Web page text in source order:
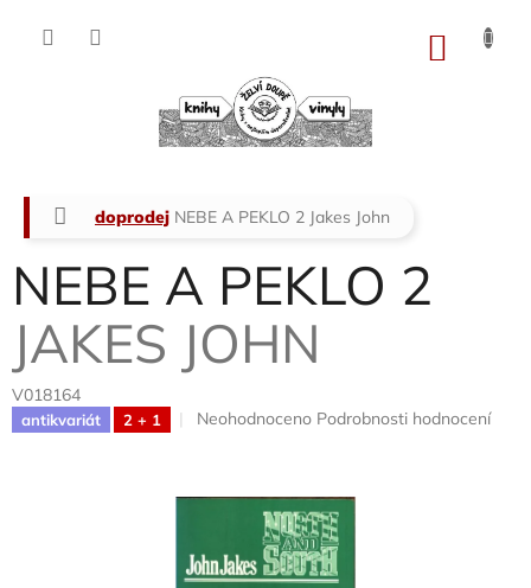
Domů
doprodej NEBE A PEKLO 2 Jakes John
NEBE A PEKLO 2
JAKES JOHN
V018164
antikvariát 2 + 1
Průměrné
5
hvězdiček.
Neohodnoceno Podrobnosti hodnocení